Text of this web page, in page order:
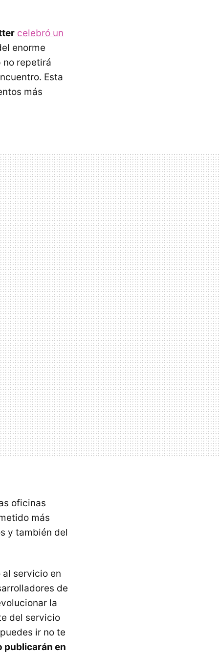
celebró un
enorme
no repetirá
Esta
más
oficinas
más
y también del
servicio en
de
la
del servicio
ir no te
publicarán en